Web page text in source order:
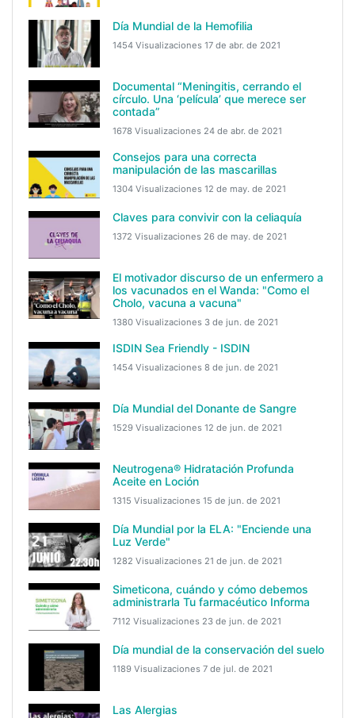
Día Mundial de la Hemofilia
1454 Visualizaciones 17 de abr. de 2021
Documental “Meningitis, cerrando el
círculo. Una ‘película’ que merece ser
contada”
1678 Visualizaciones 24 de abr. de 2021
Consejos para una correcta
manipulación de las mascarillas
1304 Visualizaciones 12 de may. de 2021
Claves para convivir con la celiaquía
1372 Visualizaciones 26 de may. de 2021
El motivador discurso de un enfermero a
los vacunados en el Wanda: "Como el
Cholo, vacuna a vacuna"
1380 Visualizaciones 3 de jun. de 2021
ISDIN Sea Friendly - ISDIN
1454 Visualizaciones 8 de jun. de 2021
Día Mundial del Donante de Sangre
1529 Visualizaciones 12 de jun. de 2021
Neutrogena® Hidratación Profunda
Aceite en Loción
1315 Visualizaciones 15 de jun. de 2021
Día Mundial por la ELA: "Enciende una
Luz Verde"
1282 Visualizaciones 21 de jun. de 2021
Simeticona, cuándo y cómo debemos
administrarla Tu farmacéutico Informa
7112 Visualizaciones 23 de jun. de 2021
Día mundial de la conservación del suelo
1189 Visualizaciones 7 de jul. de 2021
Las Alergias